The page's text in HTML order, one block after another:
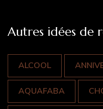
Autres idées de
ALCOOL
AQUAFABA